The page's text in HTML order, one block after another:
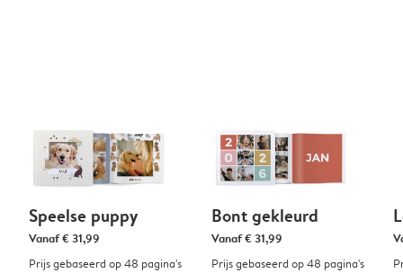
Speelse puppy
Vanaf€ 31,99
Prijs gebaseerd op 48 pagina's
Bont gekleurd
Vanaf€ 31,99
Prijs gebaseerd op 48 pagina's